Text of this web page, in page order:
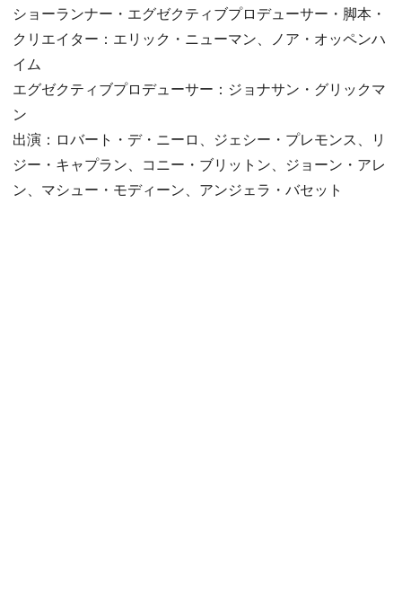
ショーランナー・エグゼクティブプロデューサー・脚本・
クリエイター：エリック・ニューマン、ノア・オッペンハ
イム
エグゼクティブプロデューサー：ジョナサン・グリックマ
ン
出演：ロバート・デ・ニーロ、ジェシー・プレモンス、リ
ジー・キャプラン、コニー・ブリットン、ジョーン・アレ
ン、マシュー・モディーン、アンジェラ・バセット